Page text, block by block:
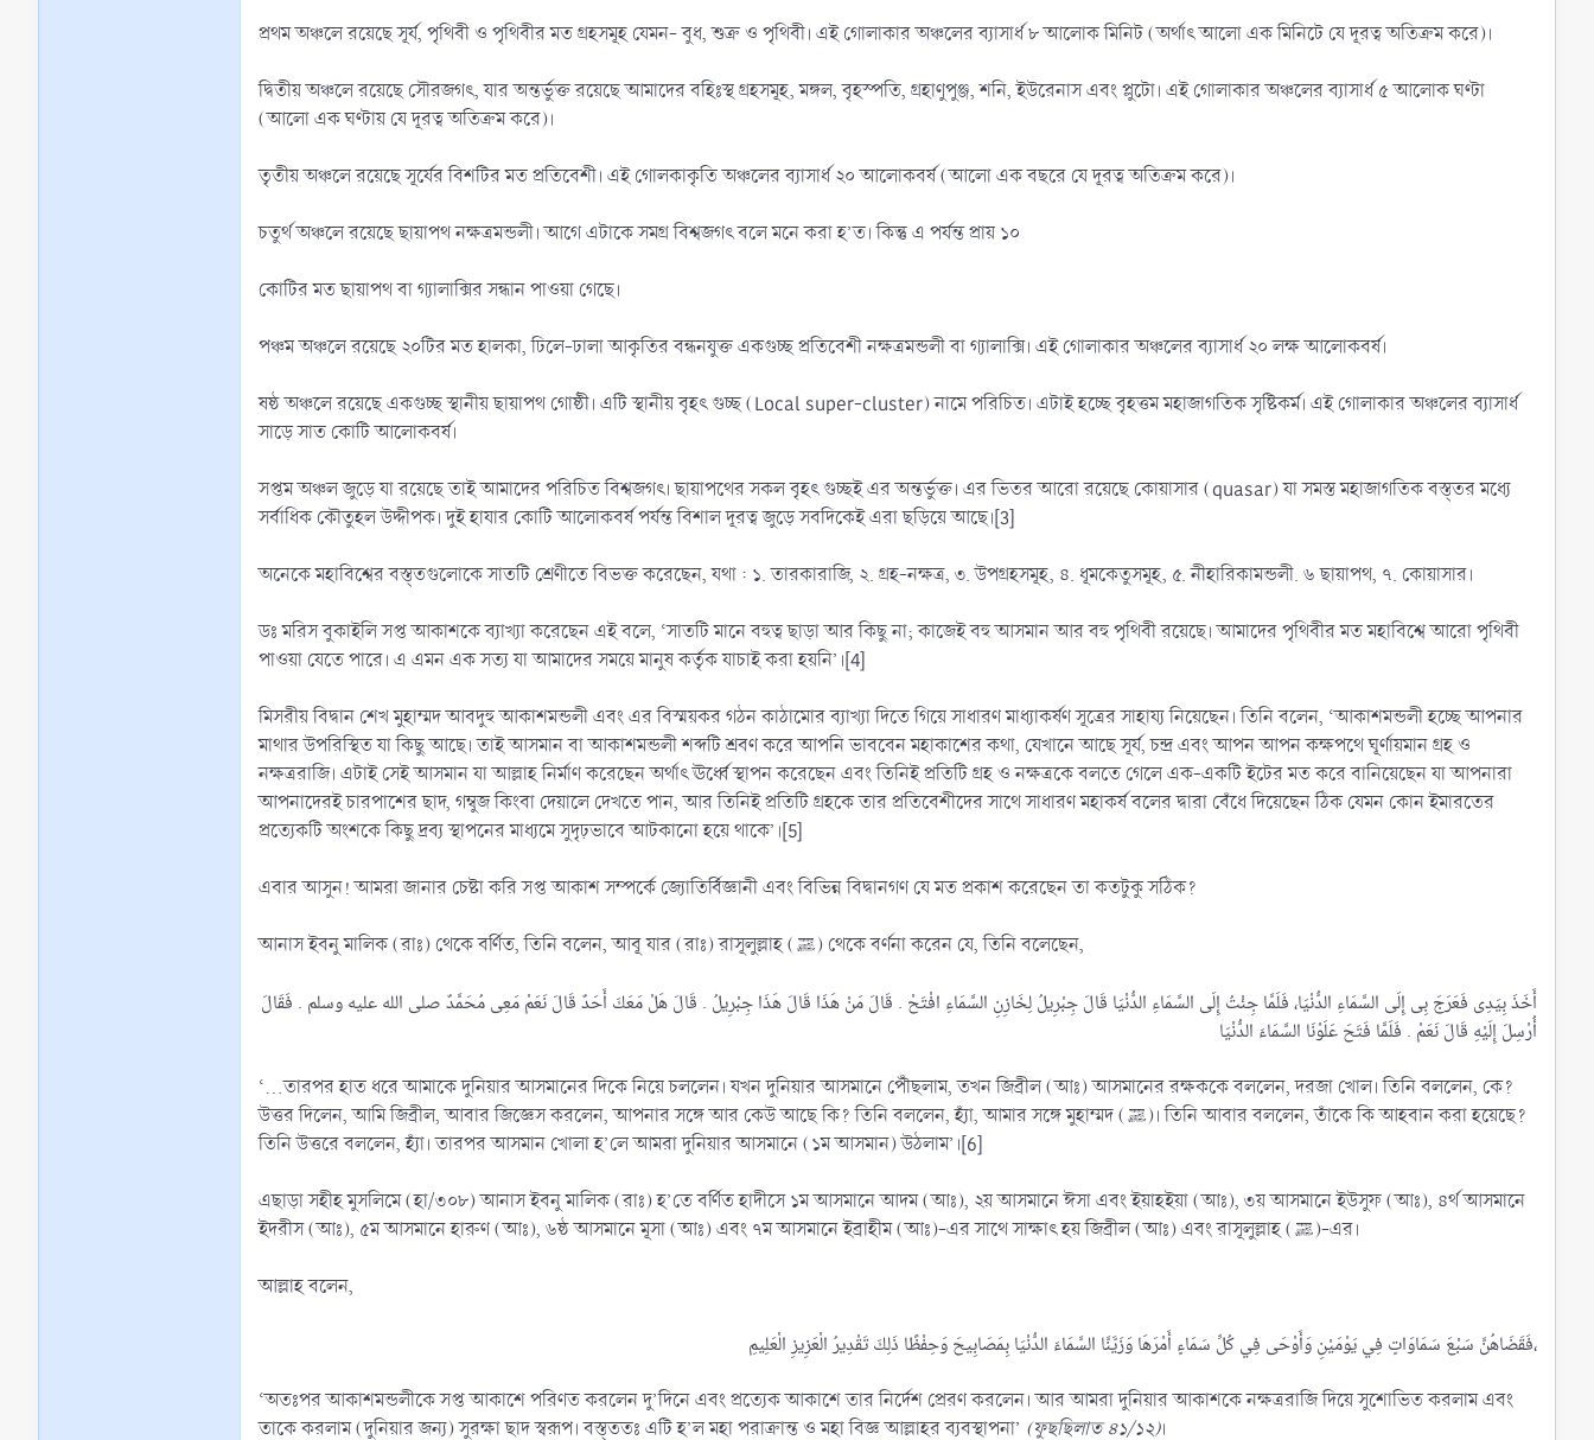
প্রথম অঞ্চলে রয়েছে সূর্য, পৃথিবী ও পৃথিবীর মত গ্রহসমূহ যেমন- বুধ, শুক্র ও পৃথিবী। এই গোলাকার অঞ্চলের ব্যাসার্ধ ৮ আলোক মিনিট (অর্থাৎ আলো এক মিনিটে যে দূরত্ব অতিক্রম করে)।
দ্বিতীয় অঞ্চলে রয়েছে সৌরজগৎ, যার অন্তর্ভুক্ত রয়েছে আমাদের বহিঃস্থ গ্রহসমূহ, মঙ্গল, বৃহস্পতি, গ্রহাণুপুঞ্জ, শনি, ইউরেনাস এবং প্লুটো। এই গোলাকার অঞ্চলের ব্যাসার্ধ ৫ আলোক ঘণ্টা
(আলো এক ঘণ্টায় যে দূরত্ব অতিক্রম করে)।
তৃতীয় অঞ্চলে রয়েছে সূর্যের বিশটির মত প্রতিবেশী। এই গোলকাকৃতি অঞ্চলের ব্যাসার্ধ ২০ আলোকবর্ষ (আলো এক বছরে যে দূরত্ব অতিক্রম করে)।
চতুর্থ অঞ্চলে রয়েছে ছায়াপথ নক্ষত্রমন্ডলী। আগে এটাকে সমগ্র বিশ্বজগৎ বলে মনে করা হ’ত। কিন্তু এ পর্যন্ত প্রায় ১০
কোটির মত ছায়াপথ বা গ্যালাক্সির সন্ধান পাওয়া গেছে।
পঞ্চম অঞ্চলে রয়েছে ২০টির মত হালকা, ঢিলে-ঢালা আকৃতির বন্ধনযুক্ত একগুচ্ছ প্রতিবেশী নক্ষত্রমন্ডলী বা গ্যালাক্সি। এই গোলাকার অঞ্চলের ব্যাসার্ধ ২০ লক্ষ আলোকবর্ষ।
ষষ্ঠ অঞ্চলে রয়েছে একগুচ্ছ স্থানীয় ছায়াপথ গোষ্ঠী। এটি স্থানীয় বৃহৎ গুচ্ছ (Local super-cluster) নামে পরিচিত। এটাই হচ্ছে বৃহত্তম মহাজাগতিক সৃষ্টিকর্ম। এই গোলাকার অঞ্চলের ব্যাসার্ধ
সাড়ে সাত কোটি আলোকবর্ষ।
সপ্তম অঞ্চল জুড়ে যা রয়েছে তাই আমাদের পরিচিত বিশ্বজগৎ। ছায়াপথের সকল বৃহৎ গুচ্ছই এর অন্তর্ভুক্ত। এর ভিতর আরো রয়েছে কোয়াসার (quasar) যা সমস্ত মহাজাগতিক বস্ত্তর মধ্যে
সর্বাধিক কৌতুহল উদ্দীপক। দুই হাযার কোটি আলোকবর্ষ পর্যন্ত বিশাল দূরত্ব জুড়ে সবদিকেই এরা ছড়িয়ে আছে।[3]
অনেকে মহাবিশ্বের বস্ত্তগুলোকে সাতটি শ্রেণীতে বিভক্ত করেছেন, যথা : ১. তারকারাজি, ২. গ্রহ-নক্ষত্র, ৩. উপগ্রহসমূহ, ৪. ধূমকেতুসমূহ, ৫. নীহারিকামন্ডলী. ৬ ছায়াপথ, ৭. কোয়াসার।
ডঃ মরিস বুকাইলি সপ্ত আকাশকে ব্যাখ্যা করেছেন এই বলে, ‘সাতটি মানে বহুত্ব ছাড়া আর কিছু না; কাজেই বহু আসমান আর বহু পৃথিবী রয়েছে। আমাদের পৃথিবীর মত মহাবিশ্বে আরো পৃথিবী
পাওয়া যেতে পারে। এ এমন এক সত্য যা আমাদের সময়ে মানুষ কর্তৃক যাচাই করা হয়নি’।[4]
মিসরীয় বিদ্বান শেখ মুহাম্মদ আবদুহু আকাশমন্ডলী এবং এর বিস্ময়কর গঠন কাঠামোর ব্যাখ্যা দিতে গিয়ে সাধারণ মাধ্যাকর্ষণ সূত্রের সাহায্য নিয়েছেন। তিনি বলেন, ‘আকাশমন্ডলী হচ্ছে আপনার
মাথার উপরিস্থিত যা কিছু আছে। তাই আসমান বা আকাশমন্ডলী শব্দটি শ্রবণ করে আপনি ভাববেন মহাকাশের কথা, যেখানে আছে সূর্য, চন্দ্র এবং আপন আপন কক্ষপথে ঘূর্ণায়মান গ্রহ ও
নক্ষত্ররাজি। এটাই সেই আসমান যা আল্লাহ নির্মাণ করেছেন অর্থাৎ ঊর্ধ্বে স্থাপন করেছেন এবং তিনিই প্রতিটি গ্রহ ও নক্ষত্রকে বলতে গেলে এক-একটি ইটের মত করে বানিয়েছেন যা আপনারা
আপনাদেরই চারপাশের ছাদ, গম্বুজ কিংবা দেয়ালে দেখতে পান, আর তিনিই প্রতিটি গ্রহকে তার প্রতিবেশীদের সাথে সাধারণ মহাকর্ষ বলের দ্বারা বেঁধে দিয়েছেন ঠিক যেমন কোন ইমারতের
প্রত্যেকটি অংশকে কিছু দ্রব্য স্থাপনের মাধ্যমে সুদৃঢ়ভাবে আটকানো হয়ে থাকে’।[5]
এবার আসুন! আমরা জানার চেষ্টা করি সপ্ত আকাশ সম্পর্কে জ্যোতির্বিজ্ঞানী এবং বিভিন্ন বিদ্বানগণ যে মত প্রকাশ করেছেন তা কতটুকু সঠিক?
আনাস ইবনু মালিক (রাঃ) থেকে বর্ণিত, তিনি বলেন, আবূ যার (রাঃ) রাসূলুল্লাহ (ﷺ) থেকে বর্ণনা করেন যে, তিনি বলেছেন,
أَخَذَ بِيَدِى فَعَرَجَ بِى إِلَى السَّمَاءِ الدُّنْيَا، فَلَمَّا جِئْتُ إِلَى السَّمَاءِ الدُّنْيَا قَالَ جِبْرِيلُ لِخَازِنِ السَّمَاءِ افْتَحْ . قَالَ مَنْ هَذَا قَالَ هَذَا جِبْرِيلُ . قَالَ هَلْ مَعَكَ أَحَدٌ قَالَ نَعَمْ مَعِى مُحَمَّدٌ صلى الله عليه وسلم . فَقَالَ
‘...তারপর হাত ধরে আমাকে দুনিয়ার আসমানের দিকে নিয়ে চললেন। যখন দুনিয়ার আসমানে পৌঁছলাম, তখন জিব্রীল (আঃ) আসমানের রক্ষককে বললেন, দরজা খোল। তিনি বললেন, কে?
উত্তর দিলেন, আমি জিব্রীল, আবার জিজ্ঞেস করলেন, আপনার সঙ্গে আর কেউ আছে কি? তিনি বললেন, হ্যাঁ, আমার সঙ্গে মুহাম্মদ (ﷺ)। তিনি আবার বললেন, তাঁকে কি আহবান করা হয়েছে?
তিনি উত্তরে বললেন, হ্যঁা। তারপর আসমান খোলা হ’লে আমরা দুনিয়ার আসমানে (১ম আসমান) উঠলাম’।[6]
এছাড়া সহীহ মুসলিমে (হা/৩০৮) আনাস ইবনু মালিক (রাঃ) হ’তে বর্ণিত হাদীসে ১ম আসমানে আদম (আঃ), ২য় আসমানে ঈসা এবং ইয়াহইয়া (আঃ), ৩য় আসমানে ইউসুফ (আঃ), ৪র্থ আসমানে
ইদরীস (আঃ), ৫ম আসমানে হারুণ (আঃ), ৬ষ্ঠ আসমানে মূসা (আঃ) এবং ৭ম আসমানে ইব্রাহীম (আঃ)-এর সাথে সাক্ষাৎ হয় জিব্রীল (আঃ) এবং রাসূলুল্লাহ (ﷺ)-এর।
আল্লাহ বলেন,
فَقَضَاهُنَّ سَبْعَ سَمَاوَاتٍ فِي يَوْمَيْنِ وَأَوْحَى فِي كُلِّ سَمَاءٍ أَمْرَهَا وَزَيَّنَّا السَّمَاءَ الدُّنْيَا بِمَصَابِيحَ وَحِفْظًا ذَلِكَ تَقْدِيرُ الْعَزِيزِ الْعَلِيمِ،​
‘অতঃপর আকাশমন্ডলীকে সপ্ত আকাশে পরিণত করলেন দু’দিনে এবং প্রত্যেক আকাশে তার নির্দেশ প্রেরণ করলেন। আর আমরা দুনিয়ার আকাশকে নক্ষত্ররাজি দিয়ে সুশোভিত করলাম এবং
তাকে করলাম (দুনিয়ার জন্য) সুরক্ষা ছাদ স্বরূপ। বস্ত্ততঃ এটি হ’ল মহা পরাক্রান্ত ও মহা বিজ্ঞ আল্লাহর ব্যবস্থাপনা’ (ফুছছিলাত ৪১/১২)।